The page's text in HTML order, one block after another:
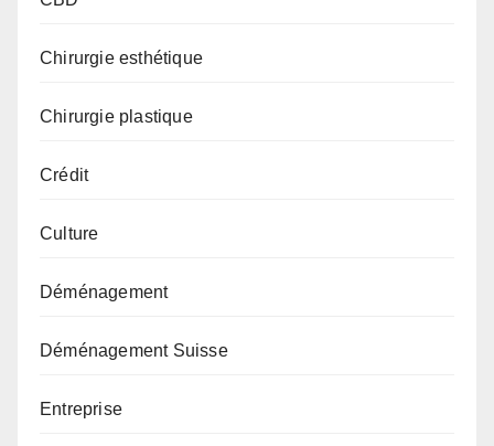
Chirurgie esthétique
Chirurgie plastique
Crédit
Culture
Déménagement
Déménagement Suisse
Entreprise